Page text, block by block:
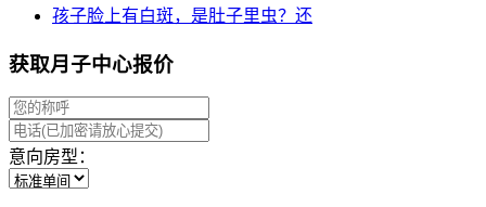
孩子脸上有白斑，是肚子里虫？还
获取月子中心报价
意向房型：